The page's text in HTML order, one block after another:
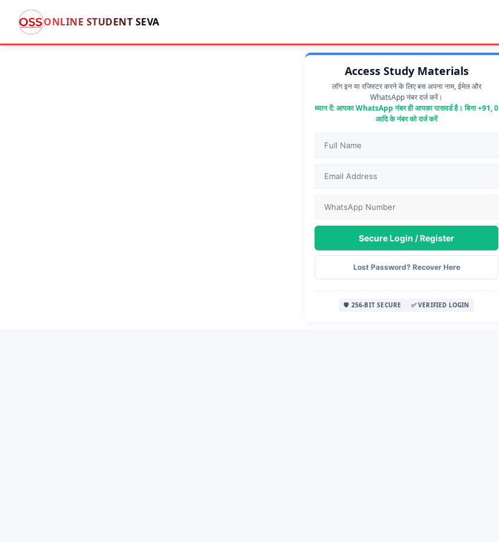
ONLINE STUDENT SEVA
Access Study Materials
लॉग इन या रजिस्टर करने के लिए बस अपना नाम, ईमेल और
WhatsApp नंबर दर्ज करें।
ध्यान दें: आपका WhatsApp नंबर ही आपका पासवर्ड है। बिना +91, 0
आदि के नंबर को दर्ज करें
Secure Login / Register
Lost Password? Recover Here
🛡️ 256-BIT SECURE ✅ VERIFIED LOGIN